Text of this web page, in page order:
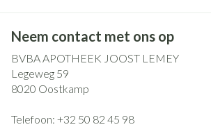
Neem contact met ons op
BVBA APOTHEEK JOOST LEMEY
Legeweg 59
8020 Oostkamp
Telefoon: +32 50 82 45 98